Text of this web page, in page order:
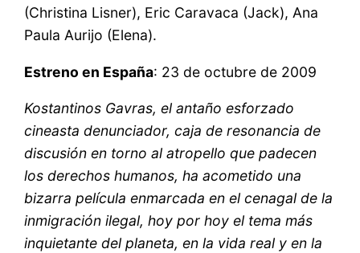
(Christina Lisner), Eric Caravaca (Jack), Ana
Paula Aurijo (Elena).
Estreno en España: 23 de octubre de 2009
Kostantinos Gavras, el antaño esforzado
cineasta denunciador, caja de resonancia de
discusión en torno al atropello que padecen
los derechos humanos, ha acometido una
bizarra película enmarcada en el cenagal de la
inmigración ilegal, hoy por hoy el tema más
inquietante del planeta, en la vida real y en la